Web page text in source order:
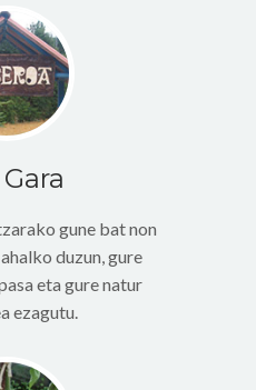
gune bat non
duzun, gure
eta gure natur
ezagutu.